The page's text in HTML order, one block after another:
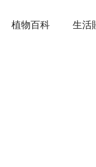
植物百科 生活